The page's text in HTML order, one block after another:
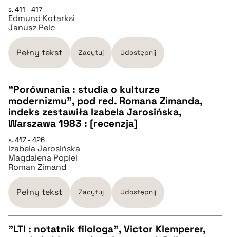
pobierz cytat
BIBTEX
s. 411 - 417
Edmund Kotarksi
Janusz Pelc
Pełny tekst Zacytuj Udostępnij
CZYSTY TEKST
pobierz cytat
BIBTEX
pobierz cytat
"Porównania : studia o kulturze
modernizmu", pod red. Romana Zimanda,
indeks zestawiła Izabela Jarosińska,
Warszawa 1983 : [recenzja]
s. 417 - 426
Izabela Jarosińska
Magdalena Popiel
Roman Zimand
Pełny tekst Zacytuj Udostępnij
"LTI : notatnik filologa", Victor Klemperer,